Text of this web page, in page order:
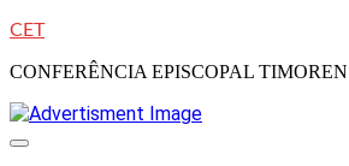
CET
CONFERÊNCIA EPISCOPAL